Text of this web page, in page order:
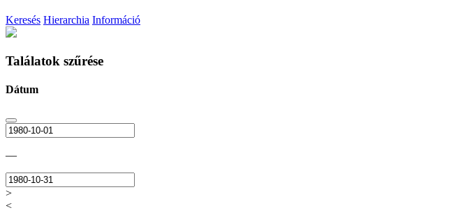
Keresés Hierarchia Információ
Találatok szűrése
Dátum
—
>
<